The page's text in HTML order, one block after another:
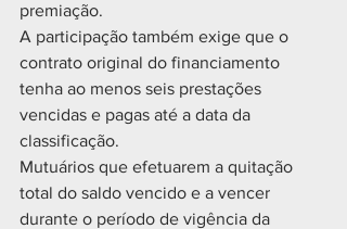
premiação.
A participação também exige que o
contrato original do financiamento
tenha ao menos seis prestações
vencidas e pagas até a data da
classificação.
Mutuários que efetuarem a quitação
total do saldo vencido e a vencer
durante o período de vigência da